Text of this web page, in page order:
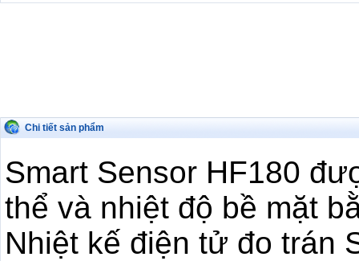
Chi tiết sản phẩm
Smart Sensor HF180
thể và nhiệt độ bề mặt
Nhiệt kế điện tử đo trán